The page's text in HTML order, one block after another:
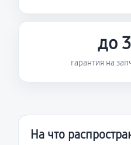
до
гарантия на
На что